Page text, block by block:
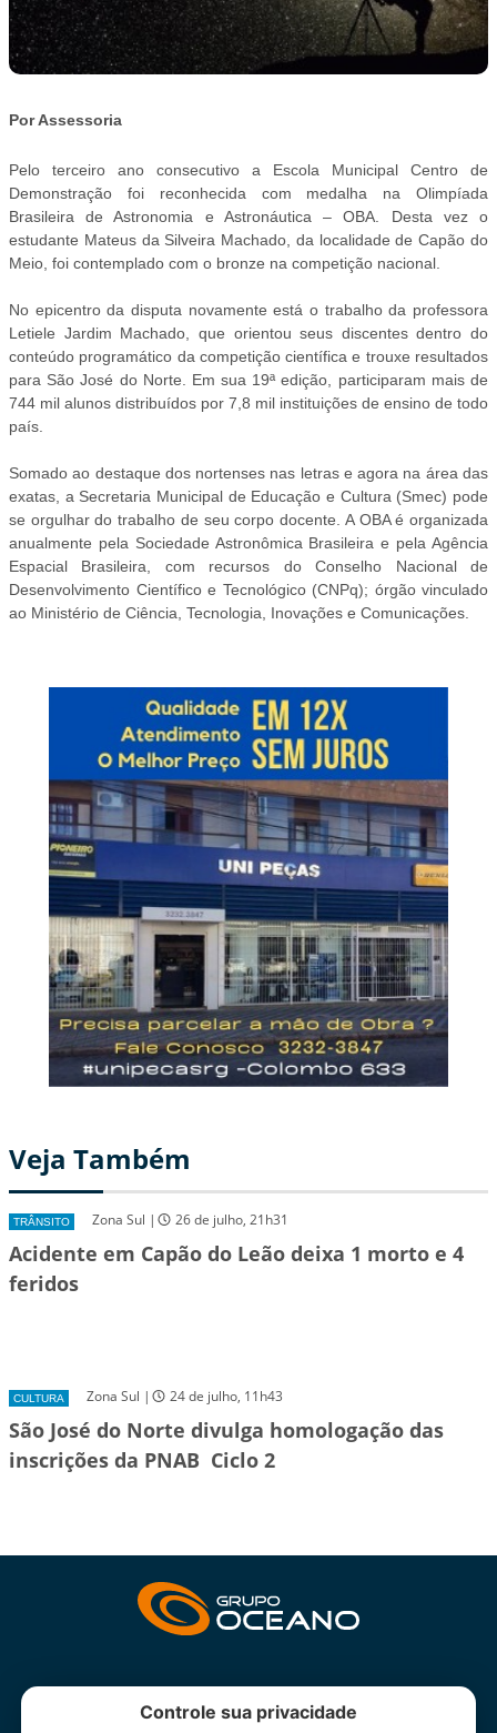
Por Assessoria
Pelo terceiro ano consecutivo a Escola Municipal Centro de
Demonstração foi reconhecida com medalha na Olimpíada
Brasileira de Astronomia e Astronáutica – OBA. Desta vez o
estudante Mateus da Silveira Machado, da localidade de Capão do
Meio, foi contemplado com o bronze na competição nacional.
No epicentro da disputa novamente está o trabalho da professora
Letiele Jardim Machado, que orientou seus discentes dentro do
conteúdo programático da competição científica e trouxe resultados
para São José do Norte. Em sua 19ª edição, participaram mais de
744 mil alunos distribuídos por 7,8 mil instituições de ensino de todo
país.
Somado ao destaque dos nortenses nas letras e agora na área das
exatas, a Secretaria Municipal de Educação e Cultura (Smec) pode
se orgulhar do trabalho de seu corpo docente. A OBA é organizada
anualmente pela Sociedade Astronômica Brasileira e pela Agência
Espacial Brasileira, com recursos do Conselho Nacional de
Desenvolvimento Científico e Tecnológico (CNPq); órgão vinculado
ao Ministério de Ciência, Tecnologia, Inovações e Comunicações.
Veja Também
TRÂNSITO Zona Sul | 26 de julho, 21h31
Acidente em Capão do Leão deixa 1 morto e 4
feridos
CULTURA Zona Sul | 24 de julho, 11h43
São José do Norte divulga homologação das
inscrições da PNAB  Ciclo 2
INSTITUCIONAL
Controle sua privacidade